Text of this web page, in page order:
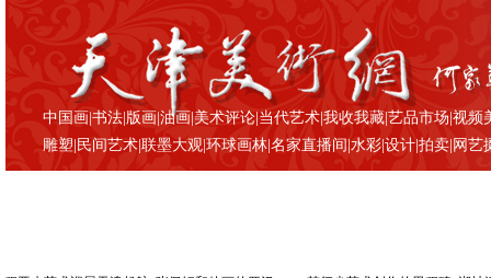
中国画 |书法 版画 |油画 |美术评论 当代艺术 |我收我藏 |艺品市场 |视频
雕塑 民间艺术 |联墨大观 |环球画林 |名家直播间 |水彩 |设计 |拍卖 网艺